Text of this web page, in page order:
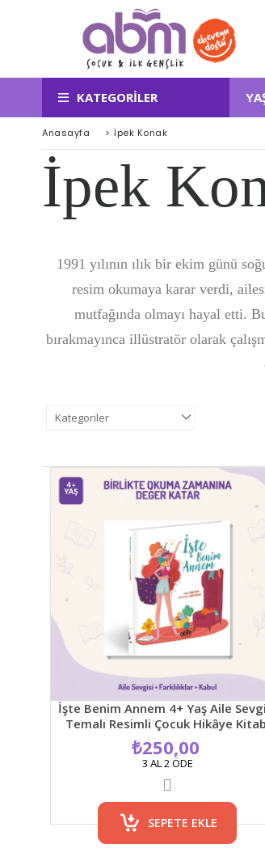
KATEGORILER
Anasayfa > İpek Konak
İpek
1991 yılının ılık bir ekim günü
resim okumaya karar verdi,
mutfağında olmayı hayal etti.
bırakmayınca illüstratör olarak
Kategoriler
İşte Benim Annem 4+ Yaş Aile
Temalı Resimli Çocuk Hikâye
₺250,00
SEPETE EKLE
3 AL 2 ÖDE